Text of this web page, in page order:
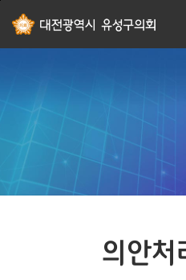
바로가기
바로가기
의안처